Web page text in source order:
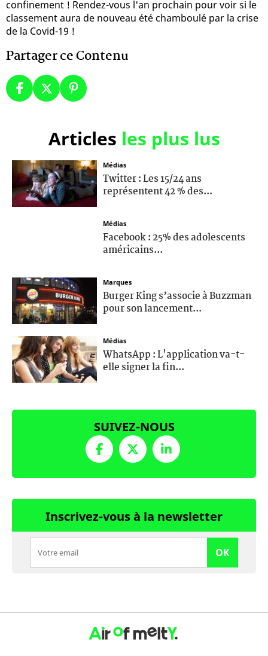
confinement ! Rendez-vous l'an prochain pour voir si le
classement aura de nouveau été chamboulé par la crise
de la Covid-19 !
Partager ce Contenu
Articles les plus lus
Médias
Twitter : Les 15/24 ans
représentent 42 % des...
Médias
Facebook : 25% des adolescents
américains...
Marques
Burger King s’associe à Buzzman
pour son lancement...
Médias
WhatsApp : L'application va-t-
elle signer la fin...
SUIVEZ-NOUS
Inscrivez-vous à la newsletter
OK